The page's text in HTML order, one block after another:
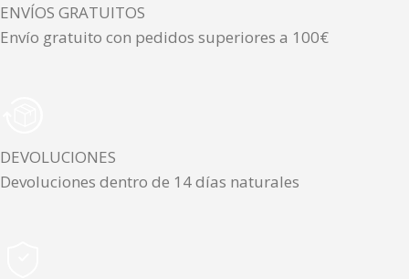
ENVÍOS GRATUITOS
Envío gratuito con pedidos superiores a 100€
DEVOLUCIONES
Devoluciones dentro de 14 días naturales